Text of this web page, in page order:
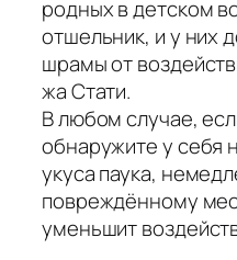
родных в детском
отшельник, и у них
шрамы от
жа Стати.
В любом случае,
обнаружите у себя
укуса паука,
повреждённому
уменьшит